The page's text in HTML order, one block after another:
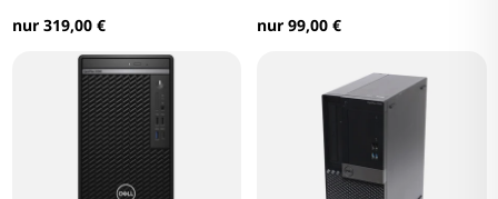
nur 319,00 € nur 99,00 €